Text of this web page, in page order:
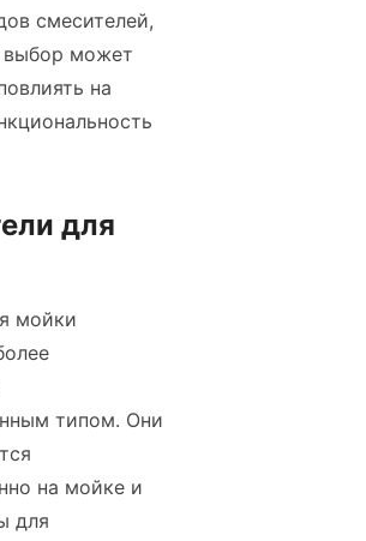
смесителей,
выбор может
на
для
мойки
типом. Они
на мойке и
для